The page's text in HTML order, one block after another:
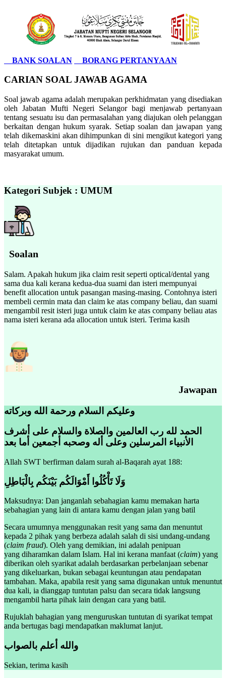
BANK SOALAN BORANG PERTANYAAN
CARIAN SOAL JAWAB AGAMA
Soal jawab agama adalah merupakan perkhidmatan yang disediakan
oleh Jabatan Mufti Negeri Selangor bagi menjawab pertanyaan
tentang sesuatu isu dan permasalahan yang diajukan oleh pelanggan
berkaitan dengan hukum syarak. Setiap soalan dan jawapan yang
telah dikemaskini akan dihimpunkan di sini mengikut kategori yang
telah ditetapkan untuk dijadikan rujukan dan panduan kepada
masyarakat umum.
Kategori Subjek : UMUM
Soalan
Salam. Apakah hukum jika claim resit seperti optical/dental yang
sama dua kali kerana kedua-dua suami dan isteri mempunyai
benefit allocation untuk pasangan masing-masing. Contohnya isteri
membeli cermin mata dan claim ke atas company beliau, dan suami
mengambil resit isteri juga untuk claim ke atas company beliau atas
nama isteri kerana ada allocation untuk isteri. Terima kasih
Jawapan
وعليكم السلام ورحمة الله وبركاته
الحمد لله رب العالمين والصلاة والسلام على أشرف
الأنبياء المرسلين وعلى أله وصحبه أجمعين أما بعد
Allah SWT berfirman dalam surah al-Baqarah ayat 188:
وَلَا تَأْكُلُوا أَمْوَالَكُم بَيْنَكُم بِالْبَاطِلِ
Maksudnya: Dan janganlah sebahagian kamu memakan harta
sebahagian yang lain di antara kamu dengan jalan yang batil
Secara umumnya menggunakan resit yang sama dan menuntut
kepada 2 pihak yang berbeza adalah salah di sisi undang-undang
(claim fraud). Oleh yang demikian, ini adalah penipuan
yang diharamkan dalam Islam. Hal ini kerana manfaat (claim) yang
diberikan oleh syarikat adalah berdasarkan perbelanjaan sebenar
yang dikeluarkan, bukan sebagai keuntungan atau pendapatan
tambahan. Maka, apabila resit yang sama digunakan untuk menuntut
dua kali, ia dianggap tuntutan palsu dan secara tidak langsung
mengambil harta pihak lain dengan cara yang batil.
Rujuklah bahagian yang menguruskan tuntutan di syarikat tempat
anda bertugas bagi mendapatkan maklumat lanjut.
والله أعلم بالصواب
Sekian, terima kasih